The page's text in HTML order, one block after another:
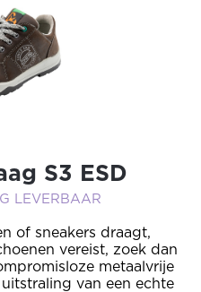
S3 ESD
LEVERBAAR
of sneakers draagt,
vereist, zoek dan
metaalvrije
van een echte